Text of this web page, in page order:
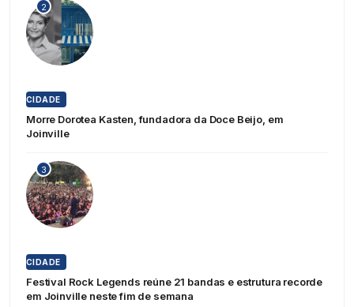
2
CIDADE
Morre Dorotea Kasten, fundadora da Doce Beijo, em
Joinville
3
CIDADE
Festival Rock Legends reúne 21 bandas e estrutura recorde
em Joinville neste fim de semana